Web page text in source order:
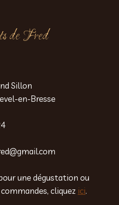
de Fred
Sillon
en-Bresse
une dégustation ou
cliquez ici.